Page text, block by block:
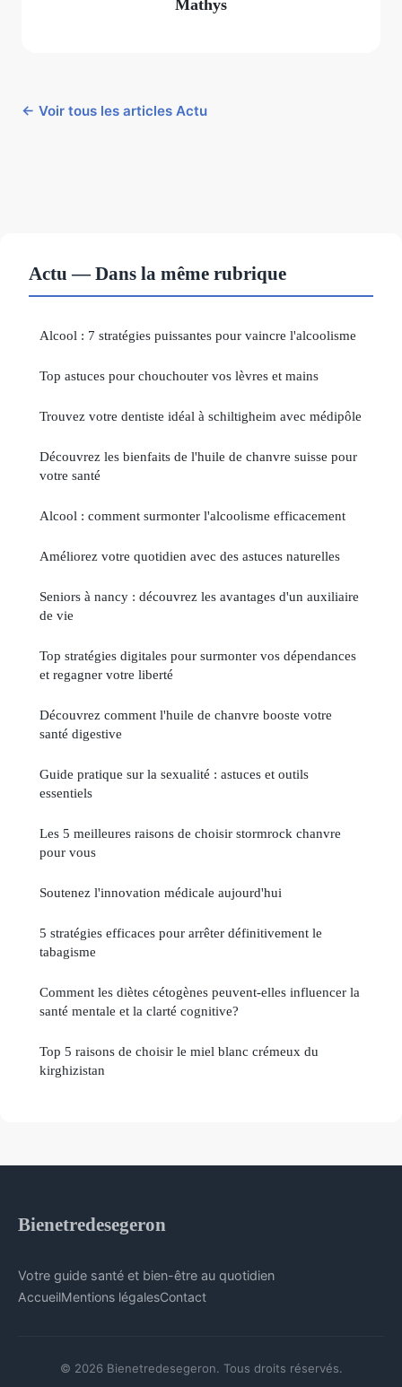
Mathys
← Voir tous les articles Actu
Actu — Dans la même rubrique
Alcool : 7 stratégies puissantes pour vaincre l'alcoolisme
Top astuces pour chouchouter vos lèvres et mains
Trouvez votre dentiste idéal à schiltigheim avec médipôle
Découvrez les bienfaits de l'huile de chanvre suisse pour
votre santé
Alcool : comment surmonter l'alcoolisme efficacement
Améliorez votre quotidien avec des astuces naturelles
Seniors à nancy : découvrez les avantages d'un auxiliaire
de vie
Top stratégies digitales pour surmonter vos dépendances
et regagner votre liberté
Découvrez comment l'huile de chanvre booste votre
santé digestive
Guide pratique sur la sexualité : astuces et outils
essentiels
Les 5 meilleures raisons de choisir stormrock chanvre
pour vous
Soutenez l'innovation médicale aujourd'hui
5 stratégies efficaces pour arrêter définitivement le
tabagisme
Comment les diètes cétogènes peuvent-elles influencer la
santé mentale et la clarté cognitive?
Top 5 raisons de choisir le miel blanc crémeux du
kirghizistan
Bienetredesegeron
Votre guide santé et bien-être au quotidien
AccueilMentions légalesContact
© 2026 Bienetredesegeron. Tous droits réservés.